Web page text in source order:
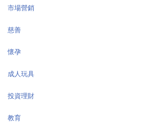
市場營銷
慈善
懷孕
成人玩具
投資理財
教育